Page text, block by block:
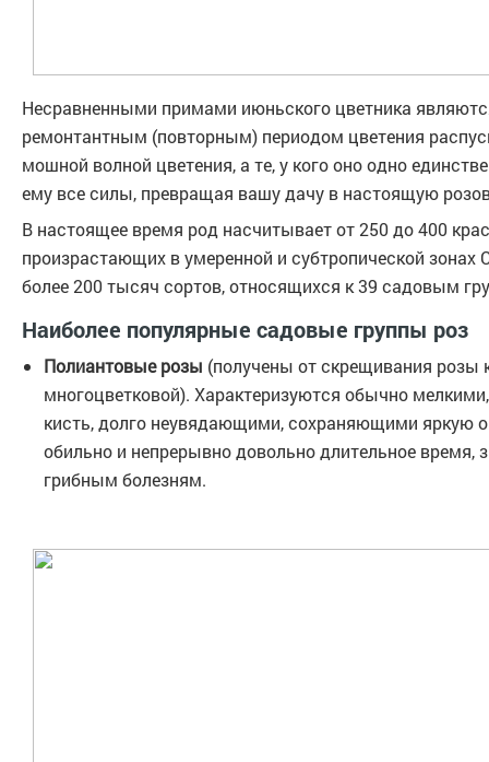
Несравненными примами июньского цветника
ремонтантным (повторным) периодом цветения
мошной волной цветения, а те, у кого оно одно
ему все силы, превращая вашу дачу в настоящую
В настоящее время род насчитывает от 250 до 400
произрастающих в умеренной и субтропической зонах
более 200 тысяч сортов, относящихся к 39 садовым
Наиболее популярные садовые группы роз
Полиантовые розы (получены от скрещивания розы
многоцветковой). Характеризуются обычно
кисть, долго неувядающими, сохраняющими яркую
обильно и непрерывно довольно длительное время,
грибным болезням.